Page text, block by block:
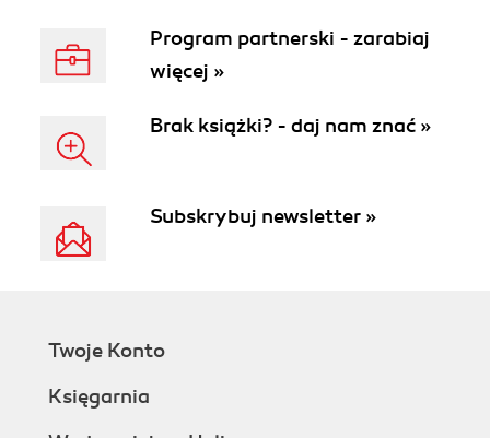
Program partnerski - zarabiaj
więcej »
Brak książki? - daj nam znać »
Subskrybuj newsletter »
Twoje Konto
Księgarnia